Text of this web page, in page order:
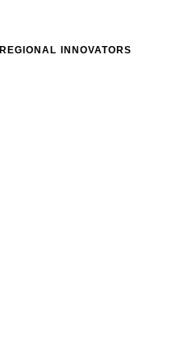
REGIONAL INNOVATORS